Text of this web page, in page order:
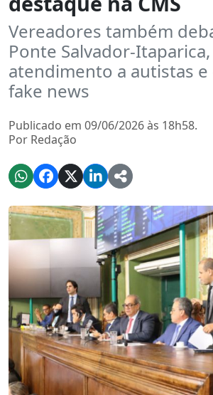
Vereadores também
Ponte Salvador-Itaparica,
atendimento a autistas e
fake news
Publicado em 09/06/2026 às 18h58.
Por Redação